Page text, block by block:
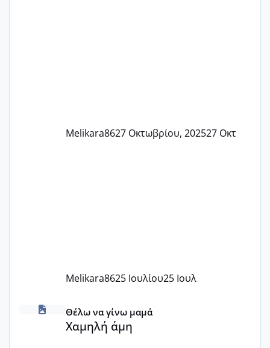
Melikara8627 Οκτωβρίου, 202527 Οκτ
Melikara8625 Ιουλίου25 Ιουλ
Χαμηλή άμη
Θέλω να γίνω μαμά
Χαμηλή άμη